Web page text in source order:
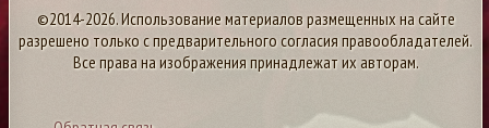
©2014-2026. Использование материалов размещенных на сайте
разрешено только с предварительного согласия правообладателей.
Все права на изображения принадлежат их авторам.